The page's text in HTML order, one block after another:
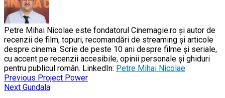
Petre Mihai Nicolae este fondatorul Cinemagie.ro și autor de
recenzii de film, topuri, recomandări de streaming și articole
despre cinema. Scrie de peste 10 ani despre filme și seriale,
cu accent pe recenzii accesibile, opinii personale și ghiduri
pentru publicul român. LinkedIn: Petre Mihai Nicolae
Previous Project Power
Next Gundala